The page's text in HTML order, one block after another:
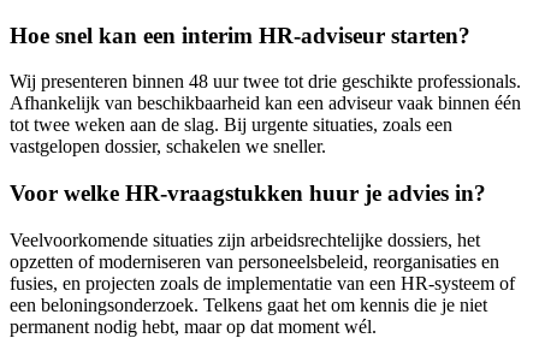
Hoe snel kan een interim HR-adviseur starten?
Wij presenteren binnen 48 uur twee tot drie geschikte professionals.
Afhankelijk van beschikbaarheid kan een adviseur vaak binnen één
tot twee weken aan de slag. Bij urgente situaties, zoals een
vastgelopen dossier, schakelen we sneller.
Voor welke HR-vraagstukken huur je advies in?
Veelvoorkomende situaties zijn arbeidsrechtelijke dossiers, het
opzetten of moderniseren van personeelsbeleid, reorganisaties en
fusies, en projecten zoals de implementatie van een HR-systeem of
een beloningsonderzoek. Telkens gaat het om kennis die je niet
permanent nodig hebt, maar op dat moment wél.